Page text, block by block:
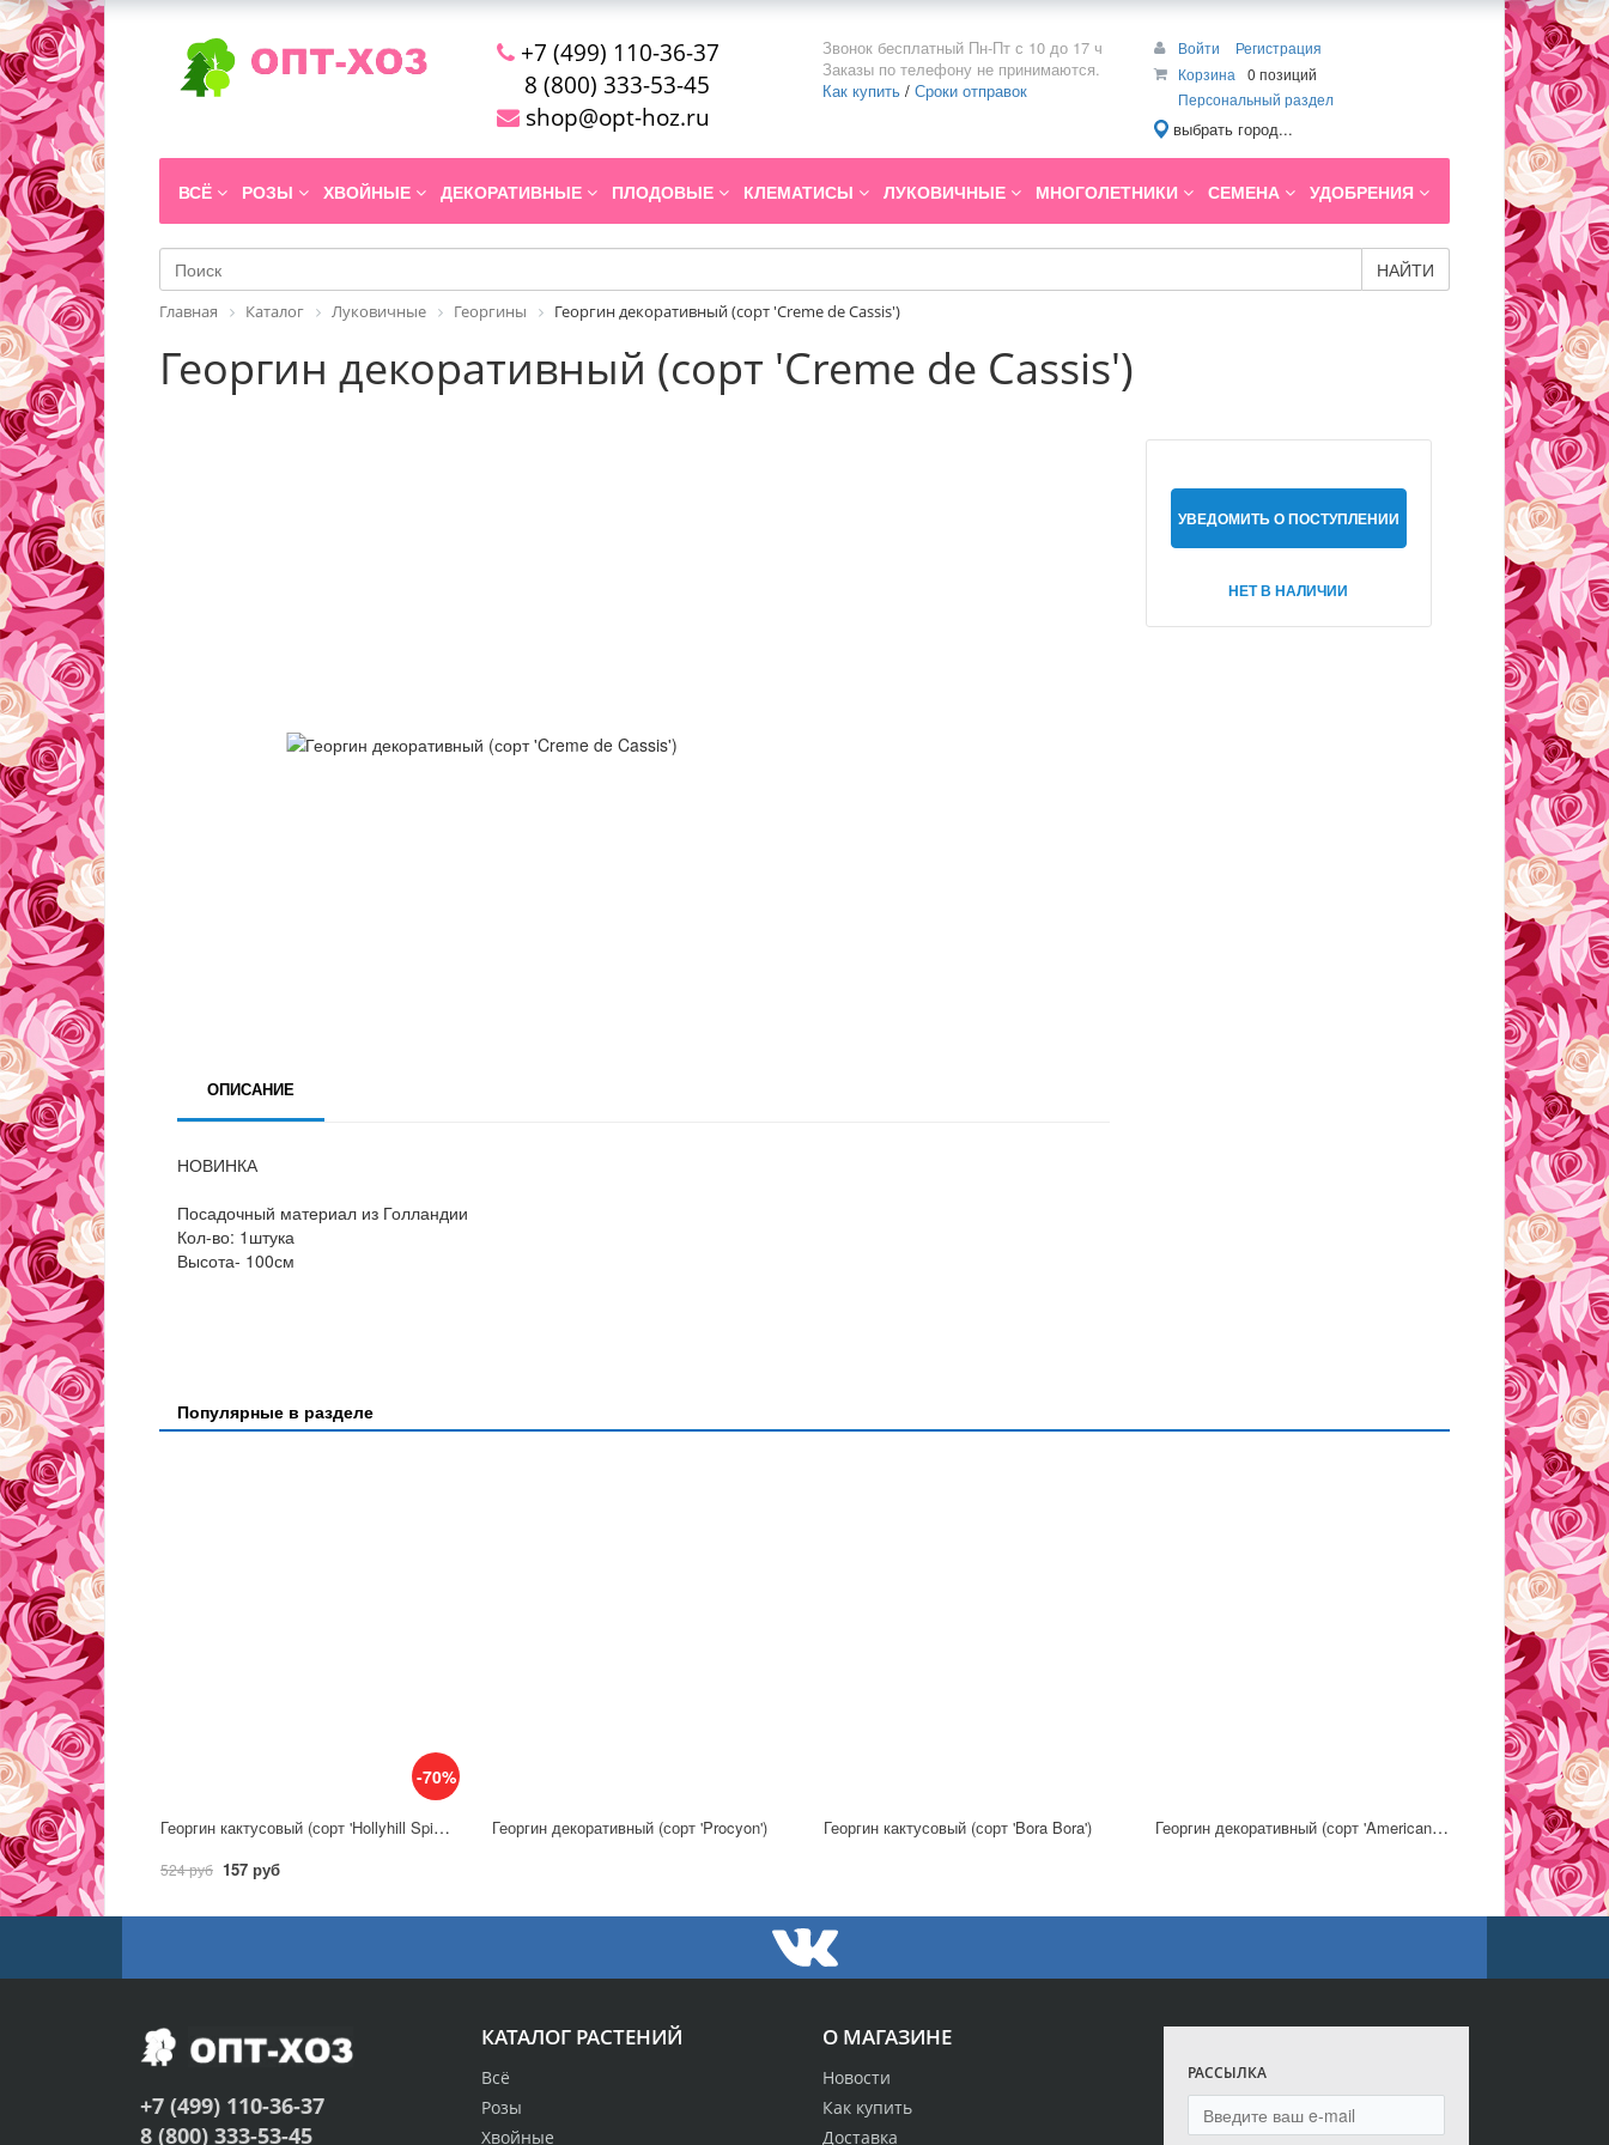
+7 (499) 110-36-37
8 (800) 333-53-45
shop@opt-hoz.ru
Звонок бесплатный Пн-Пт с 10 до 17 ч
Заказы по телефону не принимаются.
Как купить / Сроки отправок
Войти
Регистрация
Корзина
0 позиций
Персональный раздел
выбрать город...
ВСЁ РОЗЫ ХВОЙНЫЕ ДЕКОРАТИВНЫЕ ПЛОДОВЫЕ КЛЕМАТИСЫ ЛУКОВИЧНЫЕ МНОГОЛЕТНИКИ СЕМЕНА УДОБРЕНИЯ
НАЙТИ
Главная Каталог Луковичные Георгины Георгин декоративный (сорт 'Creme de Cassis')
Георгин декоративный (сорт 'Creme de Cassis')
УВЕДОМИТЬ О ПОСТУПЛЕНИИ
НЕТ В НАЛИЧИИ
ОПИСАНИЕ
НОВИНКА
Посадочный материал из Голландии
Кол-во: 1штука
Высота- 100см
Популярные в разделе
-70%
Георгин кактусовый (сорт 'Hollyhill Spider Woman')
524 руб 157 руб
Георгин декоративный (сорт 'Procyon') Георгин кактусовый (сорт 'Bora Bora') Георгин декоративный (сорт 'American Sun')
О МАГАЗИНЕ
Новости
Как купить
Доставка
КАТАЛОГ РАСТЕНИЙ
Всё
Розы
Хвойные
РАССЫЛКА
+7 (499) 110-36-37
8 (800) 333-53-45